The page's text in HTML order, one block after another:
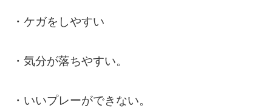
・ケガをしやすい
・気分が落ちやすい。
・いいプレーができない。